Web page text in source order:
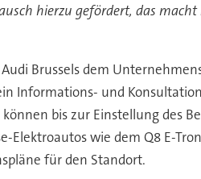
hierzu gefördert, das macht
Brussels dem
Informations- und
bis zur Einstellung des
wie dem Q8 E-
für den Standort.